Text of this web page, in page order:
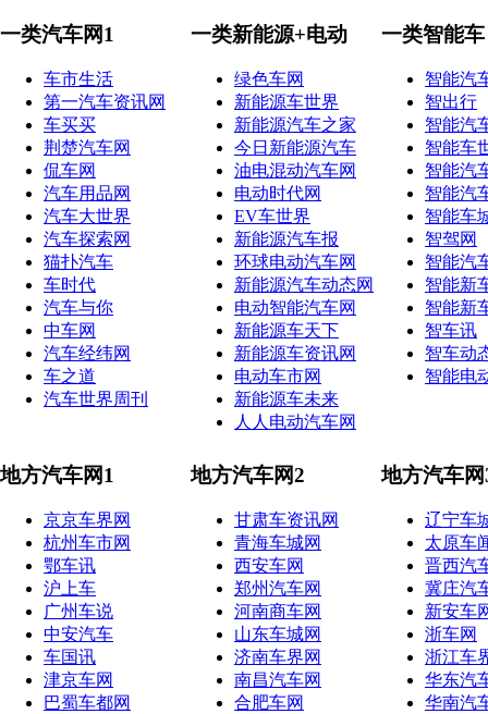
一类汽车网1
车市生活
第一汽车资讯网
车买买
荆楚汽车网
侃车网
汽车用品网
汽车大世界
汽车探索网
猫扑汽车
车时代
汽车与你
中车网
汽车经纬网
车之道
汽车世界周刊
一类新能源+电动
绿色车网
新能源车世界
新能源汽车之家
今日新能源汽车
油电混动汽车网
电动时代网
EV车世界
新能源汽车报
环球电动汽车网
新能源汽车动态网
电动智能汽车网
新能源车天下
新能源车资讯网
电动车市网
新能源车未来
人人电动汽车网
一类智能车
智能汽
智出行
智能汽
智能车
智能汽
智能汽
智能车
智驾网
智能汽
智能新
智能新
智车讯
智车动
智能电
地方汽车网1
京京车界网
杭州车市网
鄂车讯
沪上车
广州车说
中安汽车
车国讯
津京车网
巴蜀车都网
地方汽车网2
甘肃车资讯网
青海车城网
西安车网
郑州汽车网
河南商车网
山东车城网
济南车界网
南昌汽车网
合肥车网
地方汽车网
辽宁车
太原车
晋西汽
冀庄汽
新安车
浙车网
浙江车
华东汽
华南汽